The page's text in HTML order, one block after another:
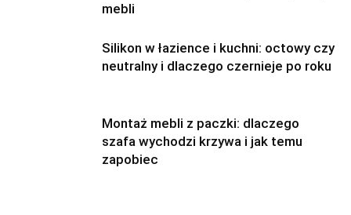
mebli
Silikon w łazience i kuchni: octowy czy
neutralny i dlaczego czernieje po roku
Montaż mebli z paczki: dlaczego
szafa wychodzi krzywa i jak temu
zapobiec